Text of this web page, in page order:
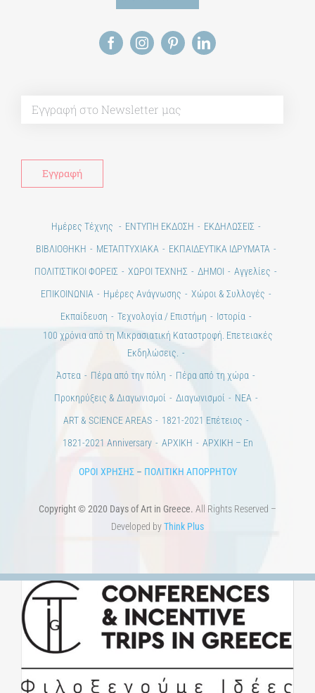
Ημέρες Τέχνης ΕΝΤΥΠΗ ΕΚΔΟΣΗ
ΕΚΔΗΛΩΣΕΙΣ
ΒΙΒΛΙΟΘΗΚΗ
ΜΕΤΑΠΤΥΧΙΑΚΑ
ΕΚΠΑΙΔΕΥΤΙΚΑ ΙΔΡΥΜΑΤΑ
ΠΟΛΙΤΙΣΤΙΚΟΙ ΦΟΡΕΙΣ
ΧΩΡΟΙ ΤΕΧΝΗΣ ΔΗΜΟΙ
Αγγελίες
ΕΠΙΚΟΙΝΩΝΙΑ
Ημέρες Ανάγνωσης
Χώροι & Συλλογές
Εκπαίδευση
Τεχνολογία / Επιστήμη
Ιστορία
100 χρόνια από τη Μικρασιατική Καταστροφή. Επετειακές
Εκδηλώσεις.
Άστεα
Πέρα από την πόλη
Πέρα από τη χώρα
Προκηρύξεις & Διαγωνισμοί
Διαγωνισμοί
ΝΕΑ
ART & SCIENCE AREAS
1821-2021 Επέτειος
1821-2021 Anniversary
ΑΡΧΙΚΗ ΑΡΧΙΚΗ – En
ΟΡΟΙ ΧΡΗΣΗΣ– ΠΟΛΙΤΙΚΗ ΑΠΟΡΡΗΤΟΥ
Copyright © 2020 Days of Art in Greece. All Rights Reserved –
Developed byThink Plus